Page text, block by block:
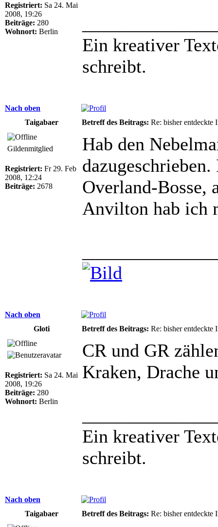
Registriert: Sa 24. Mai
2008, 19:26
Beiträge: 280
Wohnort: Berlin
Ein kreativer
schreibt.
Nach oben
Taigabaer
Betreff des Beitrags: Re: bisher entdeckte
Gildenmitglied
Registriert: Fr 29. Feb
2008, 12:24
Beiträge: 2678
Hab den
Overland-Bosse,
Anvilton hab ich
Nach oben
Gloti
Betreff des Beitrags: Re: bisher entdeckte
Registriert: Sa 24. Mai
2008, 19:26
Beiträge: 280
Wohnort: Berlin
CR und GR
Kraken, Drache
Ein kreativer
schreibt.
Nach oben
Taigabaer
Betreff des Beitrags: Re: bisher entdeckte